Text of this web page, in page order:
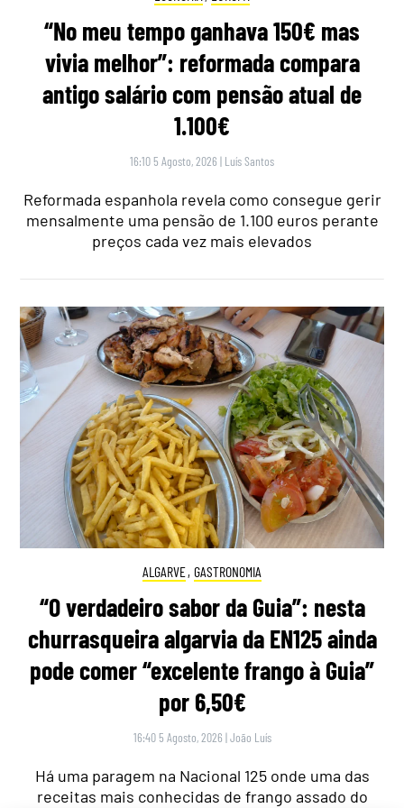
“No meu tempo ganhava 150€ mas
vivia melhor”: reformada compara
antigo salário com pensão atual de
1.100€
16:10 5 Agosto, 2026 | Luís Santos
Reformada espanhola revela como consegue gerir
mensalmente uma pensão de 1.100 euros perante
preços cada vez mais elevados
ALGARVE, GASTRONOMIA
“O verdadeiro sabor da Guia”: nesta
churrasqueira algarvia da EN125 ainda
pode comer “excelente frango à Guia”
por 6,50€
16:40 5 Agosto, 2026 |João Luís
Há uma paragem na Nacional 125 onde uma das
receitas mais conhecidas de frango assado do